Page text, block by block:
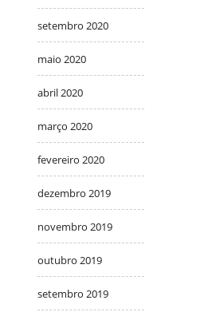
setembro 2020
maio 2020
abril 2020
março 2020
fevereiro 2020
dezembro 2019
novembro 2019
outubro 2019
setembro 2019